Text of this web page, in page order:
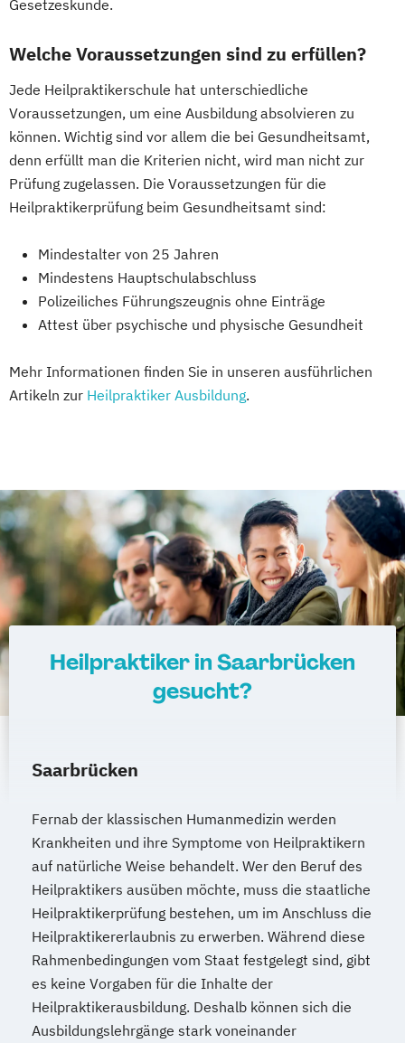
Gesetzeskunde.
Welche Voraussetzungen sind zu erfüllen?
Jede Heilpraktikerschule hat unterschiedliche
Voraussetzungen, um eine Ausbildung absolvieren zu
können. Wichtig sind vor allem die bei Gesundheitsamt,
denn erfüllt man die Kriterien nicht, wird man nicht zur
Prüfung zugelassen. Die Voraussetzungen für die
Heilpraktikerprüfung beim Gesundheitsamt sind:
Mindestalter von 25 Jahren
Mindestens Hauptschulabschluss
Polizeiliches Führungszeugnis ohne Einträge
Attest über psychische und physische Gesundheit
Mehr Informationen finden Sie in unseren ausführlichen
Artikeln zur Heilpraktiker Ausbildung.
Heilpraktiker in Saarbrücken
gesucht?
Saarbrücken
Fernab der klassischen Humanmedizin werden
Krankheiten und ihre Symptome von Heilpraktikern
auf natürliche Weise behandelt. Wer den Beruf des
Heilpraktikers ausüben möchte, muss die staatliche
Heilpraktikerprüfung bestehen, um im Anschluss die
Heilpraktikererlaubnis zu erwerben. Während diese
Rahmenbedingungen vom Staat festgelegt sind, gibt
es keine Vorgaben für die Inhalte der
Heilpraktikerausbildung. Deshalb können sich die
Ausbildungslehrgänge stark voneinander